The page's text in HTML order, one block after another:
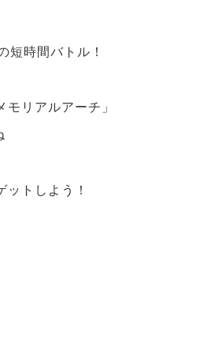
時間バトル！
リアルアーチ」
トしよう！